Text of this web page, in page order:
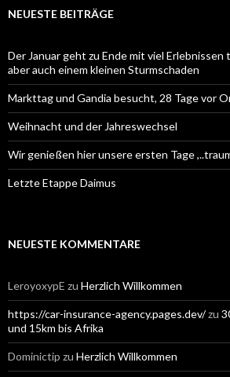
NEUESTE BEITRÄGE
Der Januar geht zu Ende mit viel Erlebnissen
aber auch einem kleinen Sturmschaden
Markttag und Gandia besucht, 28 Tage vor
Weihnacht und der Jahreswechsel
Wir genießen hier unsere ersten Tage
Letzte Etappe Daimus
NEUESTE KOMMENTARE
LeroyoxypE zu Herzlich Willkommen
https://car-insurance-agency.pages.dev/zu
und 15km bis Afrika
Dominictip zu Herzlich Willkommen